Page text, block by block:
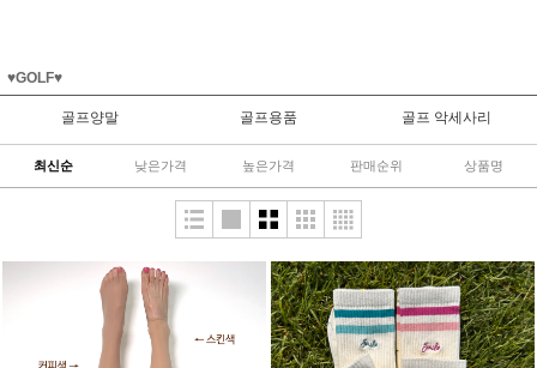
♥GOLF♥
골프양말 골프용품 골프 악세사리
최신순 낮은가격 높은가격 판매순위 상품명